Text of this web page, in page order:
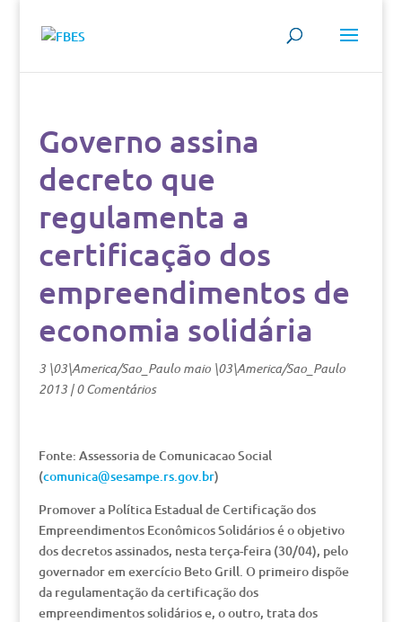
Governo assina
decreto que
regulamenta a
certificação dos
empreendimentos de
economia solidária
3 \03\America/Sao_Paulo maio \03\America/Sao_Paulo
2013|0 Comentários
Fonte: Assessoria de Comunicacao Social
(comunica@sesampe.rs.gov.br)
Promover a Política Estadual de Certificação dos
Empreendimentos Econômicos Solidários é o objetivo
dos decretos assinados, nesta terça-feira (30/04), pelo
governador em exercício Beto Grill. O primeiro dispõe
da regulamentação da certificação dos
empreendimentos solidários e, o outro, trata dos